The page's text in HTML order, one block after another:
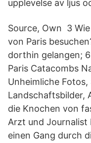
upplevelse av ljus
Source, Own 3
von Paris
dorthin gelangen;
Paris Catacombs
Unheimliche
Landschaftsbilder,
die Knochen von
Arzt und Journalist
einen Gang durch